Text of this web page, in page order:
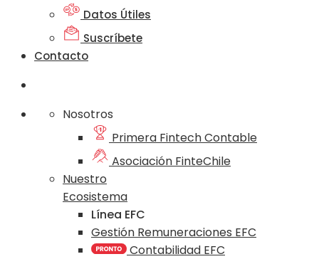
Datos Útiles
Suscríbete
Contacto
Nosotros
Primera Fintech Contable
Asociación FinteChile
Nuestro
Ecosistema
Línea EFC
Gestión Remuneraciones EFC
Contabilidad EFC